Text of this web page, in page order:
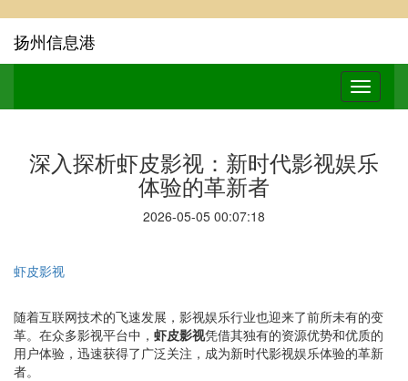
扬州信息港
深入探析虾皮影视：新时代影视娱乐
体验的革新者
2026-05-05 00:07:18
虾皮影视
随着互联网技术的飞速发展，影视娱乐行业也迎来了前所未有的变
革。在众多影视平台中， 虾皮影视凭借其独有的资源优势和优质的
用户体验，迅速获得了广泛关注，成为新时代影视娱乐体验的革新
者。